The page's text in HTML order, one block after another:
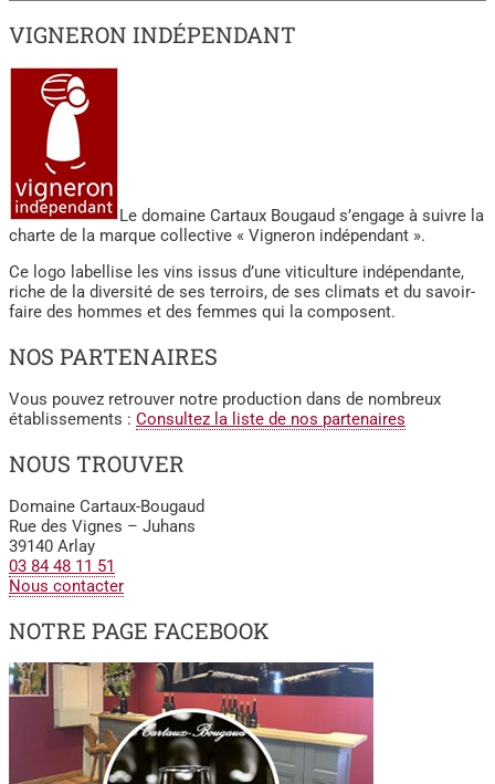
VIGNERON INDÉPENDANT
Le domaine Cartaux Bougaud s’engage à suivre la
charte de la marque collective « Vigneron indépendant ».
Ce logo labellise les vins issus d’une viticulture indépendante,
riche de la diversité de ses terroirs, de ses climats et du savoir-
faire des hommes et des femmes qui la composent.
NOS PARTENAIRES
Vous pouvez retrouver notre production dans de nombreux
établissements : Consultez la liste de nos partenaires
NOUS TROUVER
Domaine Cartaux-Bougaud
Rue des Vignes – Juhans
39140 Arlay
03 84 48 11 51
Nous contacter
NOTRE PAGE FACEBOOK